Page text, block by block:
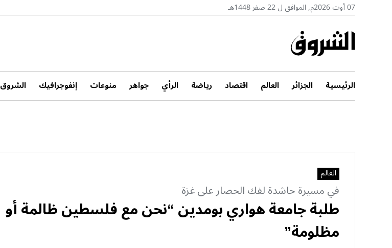
07 أوت 2026م, الموافق ل 22 صفر 1448هـ
الرئيسية الجزائر العالم اقتصاد رياضة الرأي جواهر منوعات إنفوجرافيك الشروق News
العالم
في مسيرة حاشدة لفك الحصار على غزة
طلبة جامعة هواري بومدين “نحن مع فلسطين ظالمة أو
مظلومة”